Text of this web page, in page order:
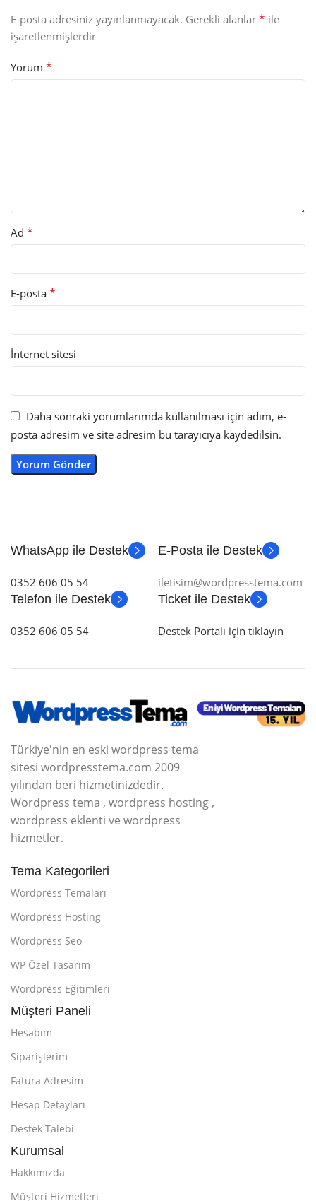
E-posta adresiniz yayınlanmayacak. Gerekli alanlar * ile
işaretlenmişlerdir
Yorum *
Ad *
E-posta *
İnternet sitesi
Daha sonraki yorumlarımda kullanılması için adım, e-
posta adresim ve site adresim bu tarayıcıya kaydedilsin.
WhatsApp ile Destek
0352 606 05 54
E-Posta ile Destek
iletisim@wordpresstema.com
Telefon ile Destek
0352 606 05 54
Ticket ile Destek
Destek Portalı için tıklayın
Türkiye'nin en eski wordpress tema
sitesi wordpresstema.com 2009
yılından beri hizmetinizdedir.
Wordpress tema , wordpress hosting ,
wordpress eklenti ve wordpress
hizmetler.
Tema Kategorileri
Wordpress Temaları
Wordpress Hosting
Wordpress Seo
WP Özel Tasarım
Wordpress Eğitimleri
Müşteri Paneli
Hesabım
Siparişlerim
Fatura Adresim
Hesap Detayları
Destek Talebi
Kurumsal
Hakkımızda
Müşteri Hizmetleri